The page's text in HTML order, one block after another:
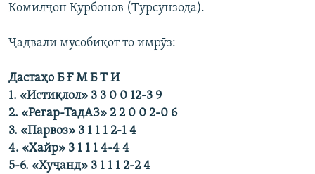
Комилҷон Қурбонов (Турсунзода).
Ҷадвали мусобиқот то имрӯз:
Дастаҳо Б Ғ М Б Т И
1. «Истиқлол» 3 3 0 0 12-3 9
2. «Регар-ТадАЗ» 2 2 0 0 2-0 6
3. «Парвоз» 3 1 1 1 2-1 4
4. «Хайр» 3 1 1 1 4-4 4
5-6. «Хуҷанд» 3 1 1 1 2-2 4